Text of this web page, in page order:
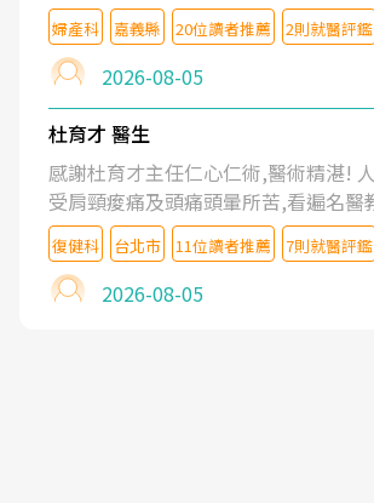
婦產科 嘉義縣 20位讀者推薦 2則就醫評鑑
2026-08-05
杜育才 醫生
感謝杜育才主任仁心仁術,醫術精湛!
受肩頸痠痛及頭痛頭暈所苦,看遍名醫
檢查,也嘗試過西醫打針,中醫針灸及物
沒有用,後來連吃到嗎啡類止痛藥都效
症狀,沒多久就痛起來,多年失眠嚴重影
復健科 台北市 11位讀者推薦 7則就醫評鑑
2026-08-05